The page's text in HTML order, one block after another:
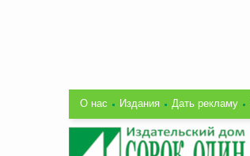
О нас Издания Дать рекламу